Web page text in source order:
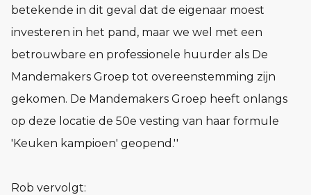
betekende in dit geval dat de eigenaar moest
investeren in het pand, maar we wel met een
betrouwbare en professionele huurder als De
Mandemakers Groep tot overeenstemming zijn
gekomen. De Mandemakers Groep heeft onlangs
op deze locatie de 50e vesting van haar formule
'Keuken kampioen' geopend.''
Rob vervolgt: